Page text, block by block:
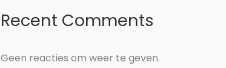
Recent Comments
Geen reacties om weer te geven.